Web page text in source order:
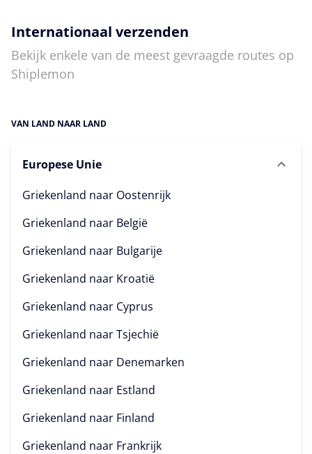
Internationaal verzenden
Bekijk enkele van de meest gevraagde routes op
Shiplemon
VAN LAND NAAR LAND
Europese Unie
Griekenland naar Oostenrijk
Griekenland naar België
Griekenland naar Bulgarije
Griekenland naar Kroatië
Griekenland naar Cyprus
Griekenland naarTsjechië
Griekenland naar Denemarken
Griekenland naar Estland
Griekenland naar Finland
Griekenland naar Frankrijk